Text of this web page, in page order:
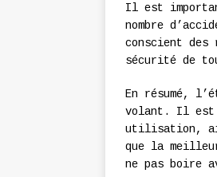
Il est
nombre
conscient
sécurité de
En résumé,
volant. Il est
utilisation,
que la
ne pas boire